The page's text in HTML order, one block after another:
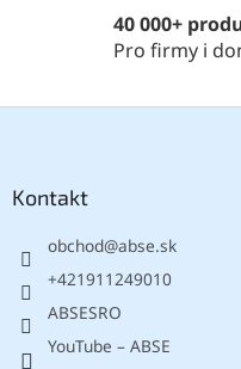
40 000+
Pro firmy i
Kontakt
obchod@abse.sk
+421911249010
ABSESRO
YouTube – ABSE